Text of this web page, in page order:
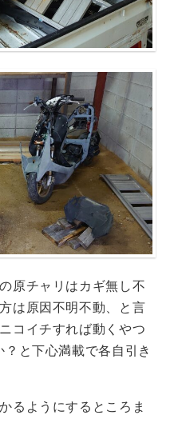
原チャリはカギ無し不
は原因不明不動、と言
コイチすれば動くやつ
と下心満載で各自引き
るようにするところま